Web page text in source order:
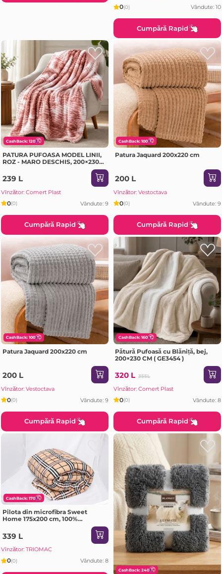
0(0) Vândute: 10
Cumpără Rapid
CashBack: 120
PATURA PUFOASA MODEL LINII,
ROZ - MARO DESCHIS, 200×230
239 L
Vînzător: Comert Plast
0(0) Vândute: 9
Cumpără Rapid
CashBack: 100
Patura Jaquard 200x220 cm
200 L
Vînzător: Vestoctava
0(0) Vândute: 9
Cumpără Rapid
CashBack: 100
Patura Jaquard 200x220 cm
200 L
Vînzător: Vestoctava
0(0) Vândute: 9
Cumpără Rapid
CashBack: 160
Pătură Pufoasă cu Blăniță, bej,
200×230 CM ( GE3454 )
320 L 355L
Vînzător: Comert Plast
0(0) Vândute: 8
Cumpără Rapid
CashBack: 170
Pilota din microfibra Sweet
Home 175x200 cm, 100%
339 L
Vînzător: TRIOMAC
0(0) Vândute: 8
CashBack: 240